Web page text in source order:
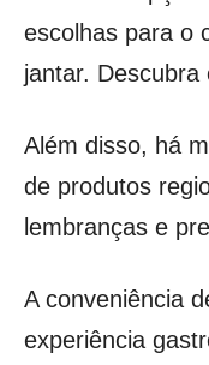
escolhas para o
jantar.
Além disso, há
de produtos
lembranças e
A conveniência
experiência